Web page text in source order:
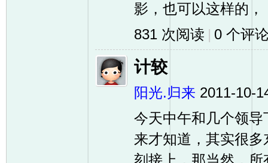
影，也可以这样的，
831 次阅读 | 0个评
计较
阳光.归来 2011-10-
今天中午和几个领
来才知道，其实很
刻接上，那当然，